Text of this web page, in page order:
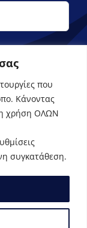
που
Κάνοντας
χρήση ΟΛΩΝ
συγκατάθεση.
Επιστημών –